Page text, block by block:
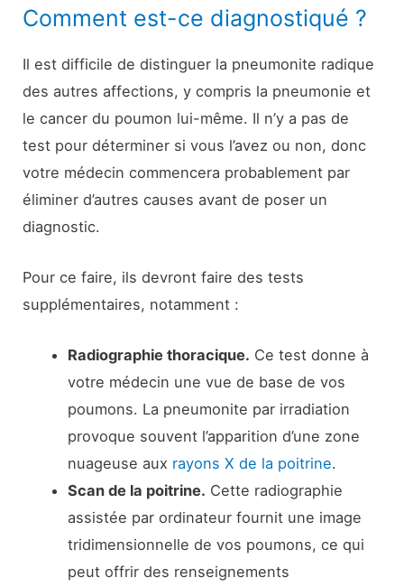
Comment est-ce diagnostiqué ?
Il est difficile de distinguer la pneumonite radique
des autres affections, y compris la pneumonie et
le cancer du poumon lui-même. Il n’y a pas de
test pour déterminer si vous l’avez ou non, donc
votre médecin commencera probablement par
éliminer d’autres causes avant de poser un
diagnostic.
Pour ce faire, ils devront faire des tests
supplémentaires, notamment :
Radiographie thoracique. Ce test donne à
votre médecin une vue de base de vos
poumons. La pneumonite par irradiation
provoque souvent l’apparition d’une zone
nuageuse aux rayons X de la poitrine.
Scan de la poitrine. Cette radiographie
assistée par ordinateur fournit une image
tridimensionnelle de vos poumons, ce qui
peut offrir des renseignements